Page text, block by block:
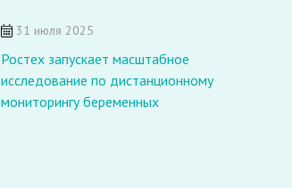
31 июля 2025
Ростех запускает масштабное
исследование по дистанционному
мониторингу беременных